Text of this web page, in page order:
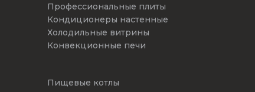
Пищевые котлы
Профессиональные плиты
Кондиционеры настенные
Холодильные витрины
Конвекционные печи